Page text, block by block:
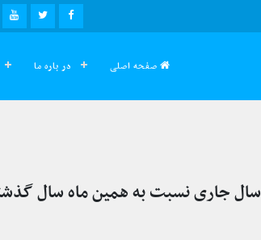
صفحه اصلی در باره ما
جاری نسبت به همین ماه سال